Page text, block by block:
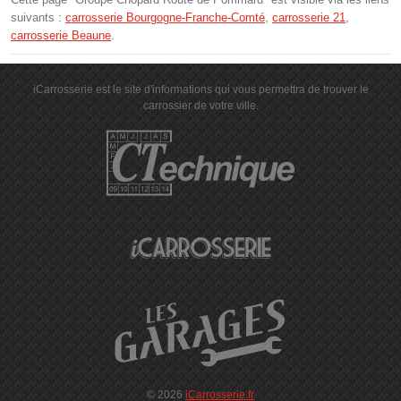
suivants : carrosserie Bourgogne-Franche-Comté, carrosserie 21,
carrosserie Beaune.
iCarrosserie est le site d'informations qui vous permettra de trouver le
carrossier de votre ville.
© 2026 iCarrosserie.fr